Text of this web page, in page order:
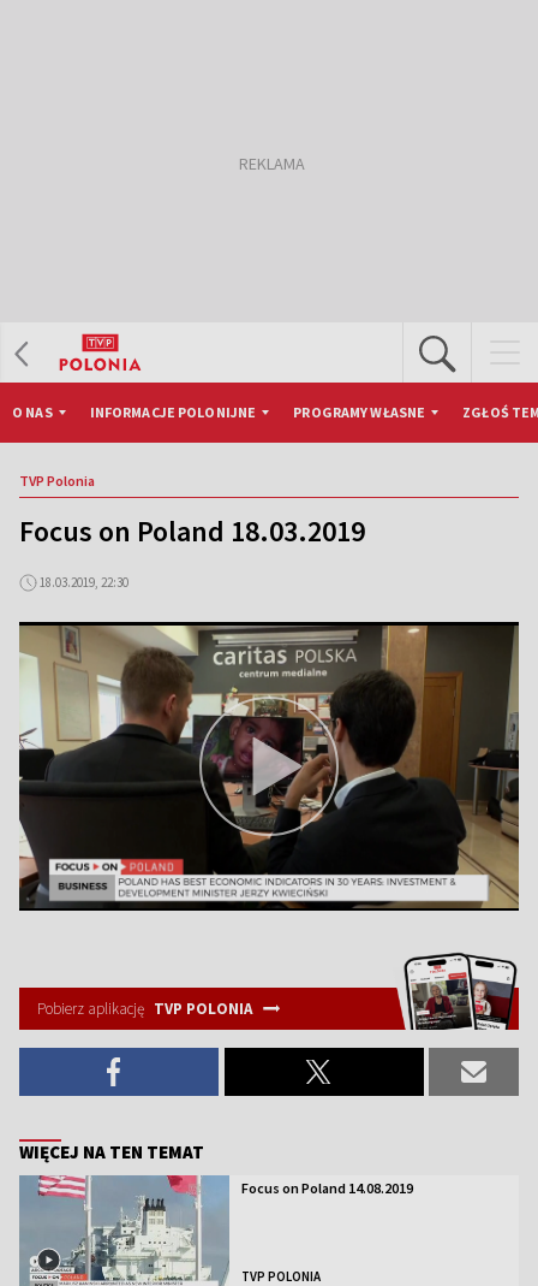
O NAS INFORMACJE POLONIJNE PROGRAMY WŁASNE ZGŁOŚ
TVP Polonia
Focus on Poland 18.03.2019
18.03.2019, 22:30
Pobierz aplikację TVP POLONIA
WIĘCEJ NA TEN TEMAT
Focus on Poland 14.08.2019
TVP POLONIA